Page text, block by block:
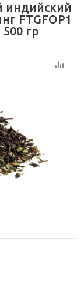
индийский
FTGFOP1
гр